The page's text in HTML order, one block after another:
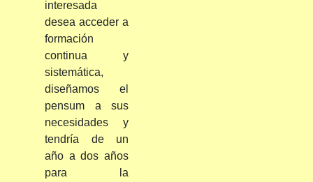
interesada
desea acceder a
formación
continua y
sistemática,
diseñamos el
pensum a sus
necesidades y
tendría de un
año a dos años
para la